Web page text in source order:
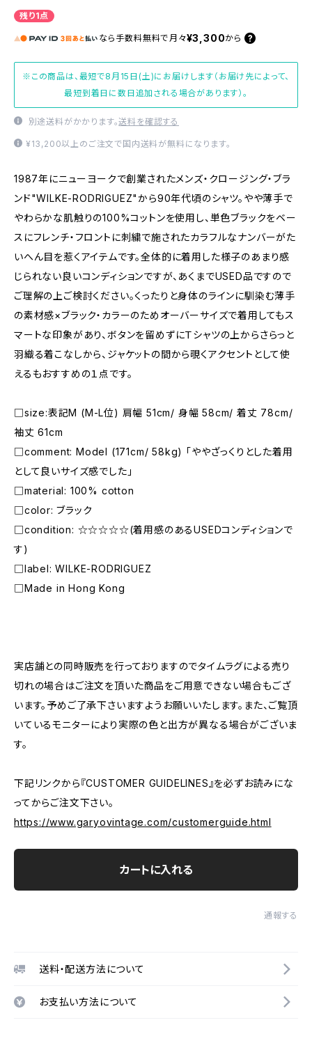
残り1点
なら 手数料無料で 月々¥3,300から
※この商品は、最短で8月15日(土)にお届けします（お届け先によって、
最短到着日に数日追加される場合があります）。
別途送料がかかります。送料を確認する
¥13,200以上のご注文で国内送料が無料になります。
1987年にニューヨークで創業されたメンズ・クロージング・ブラ
ンド"WILKE-RODRIGUEZ"から90年代頃のシャツ。やや薄手で
やわらかな肌触りの100%コットンを使用し、単色ブラックをベー
スにフレンチ・フロントに刺繍で施されたカラフルなナンバーがた
いへん目を惹くアイテムです。全体的に着用した様子のあまり感
じられない良いコンディションですが、あくまでUSED品ですので
ご理解の上ご検討ください。くったりと身体のラインに馴染む薄手
の素材感×ブラック・カラーのためオーバーサイズで着用してもス
マートな印象があり、ボタンを留めずにＴシャツの上からさらっと
羽織る着こなしから、ジャケットの間から覗くアクセントとして使
えるもおすすめの１点です。
□size:表記M (M-L位) 肩幅 51cm/ 身幅 58cm/ 着丈 78cm/
袖丈 61cm
□comment: Model (171cm/ 58kg) 「ややざっくりとした着用
として良いサイズ感でした」
□material: 100% cotton
□color: ブラック
□condition: ☆☆☆☆☆(着用感のあるUSEDコンディションで
す)
□label: WILKE-RODRIGUEZ
□Made in Hong Kong
実店舗との同時販売を行っておりますのでタイムラグによる売り
切れの場合はご注文を頂いた商品をご用意できない場合もござ
います。予めご了承下さいますようお願いいたします。また、ご覧頂
いているモニターにより実際の色と出方が異なる場合がございま
す。
下記リンクから『CUSTOMER GUIDELINES』を必ずお読みにな
ってからご注文下さい。
https://www.garyovintage.com/customerguide.html
カートに入れる
通報する
送料・配送方法について
お支払い方法について